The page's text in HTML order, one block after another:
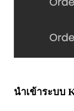
นำเข้าระบบ